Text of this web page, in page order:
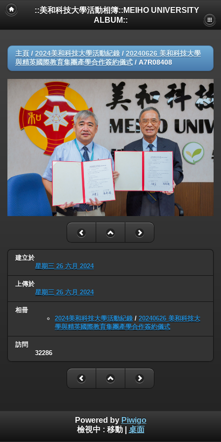
::美和科技大學活動相簿::MEIHO UNIVERSITY
ALBUM::
主頁 / 2024美和科技大學活動紀錄 / 20240626 美和科技大學
與精英國際教育集團產學合作簽約儀式 / A7R08408
建立於
星期三 26 六月 2024
上傳於
星期三 26 六月 2024
相冊
2024美和科技大學活動紀錄 / 20240626 美和科技大
學與精英國際教育集團產學合作簽約儀式
訪問
32286
Powered by Piwigo
檢視中 : 移動| 桌面